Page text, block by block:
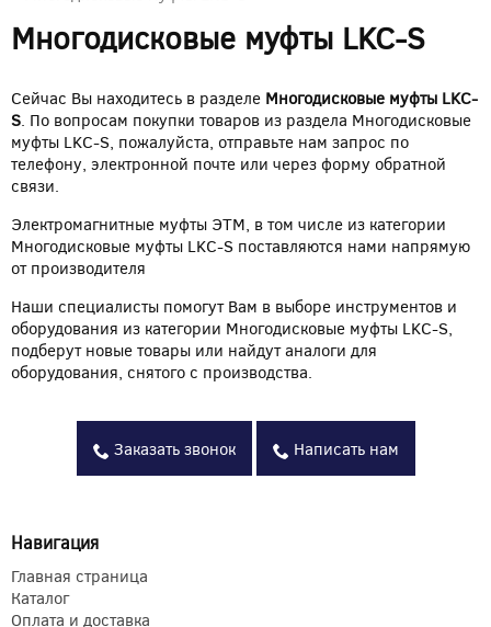
Многодисковые муфты LKC-S
Сейчас Вы находитесь в разделе Многодисковые муфты LKC-
S . По вопросам покупки товаров из раздела Многодисковые
муфты LKC-S, пожалуйста, отправьте нам запрос по
телефону, электронной почте или через форму обратной
связи.
Электромагнитные муфты ЭТМ, в том числе из категории
Многодисковые муфты LKC-S поставляются нами напрямую
от производителя
Наши специалисты помогут Вам в выборе инструментов и
оборудования из категории Многодисковые муфты LKC-S,
подберут новые товары или найдут аналоги для
оборудования, снятого с производства.
Заказать звонок Написать нам
Навигация
Главная страница
Каталог
Оплата и доставка